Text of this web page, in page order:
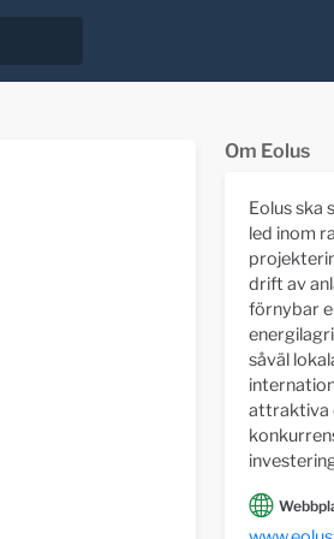
Om Eolus
Eolus ska
led inom
drift av
förnybar
såväl
attraktiva